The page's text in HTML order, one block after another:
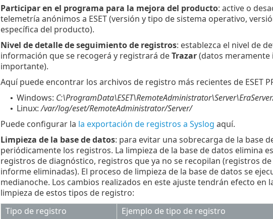
Participar en el programa para la mejora del producto: active o
telemetría anónimos a ESET (versión y tipo de sistema operativo,
específica del producto).
Nivel de detalle de seguimiento de registros: establezca el nivel de
información que se recogerá y registrará deTrazar(datos meramente
importante).
Aquí puede encontrar los archivos de registro más recientes de ESET
• Windows:
• Linux:/var/log/eset/RemoteAdministrator/Server/
Puede configurar la la exportación de registros a Syslog aquí.
Limpieza de la base de datos: para evitar una sobrecarga de la base
periódicamente los registros. La limpieza de la base de datos elimina
registros de diagnóstico, registros que ya no se recopilan (registros
informe eliminadas). El proceso de limpieza de la base de datos se
medianoche. Los cambios realizados en este ajuste tendrán efecto en
limpieza de estos tipos de registro:
Tipo de registro
Ejemplo de tipo de registro